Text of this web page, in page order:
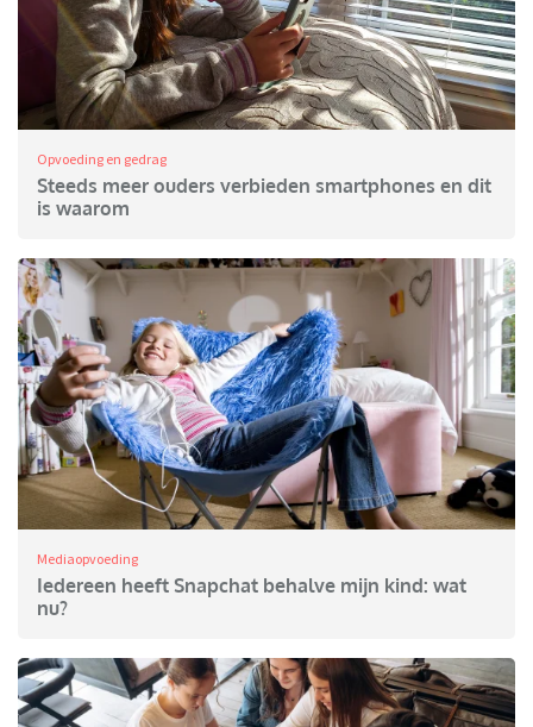
Opvoeding en gedrag
Steeds meer ouders verbieden smartphones en dit
is waarom
Mediaopvoeding
Iedereen heeft Snapchat behalve mijn kind: wat
nu?